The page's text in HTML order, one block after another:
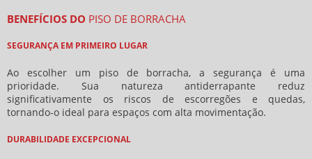
BENEFÍCIOS DO PISO DE BORRACHA
SEGURANÇA EM PRIMEIRO LUGAR
Ao escolher um piso de borracha, a segurança é uma
prioridade. Sua natureza antiderrapante reduz
significativamente os riscos de escorregões e quedas,
tornando-o ideal para espaços com alta movimentação.
DURABILIDADE EXCEPCIONAL